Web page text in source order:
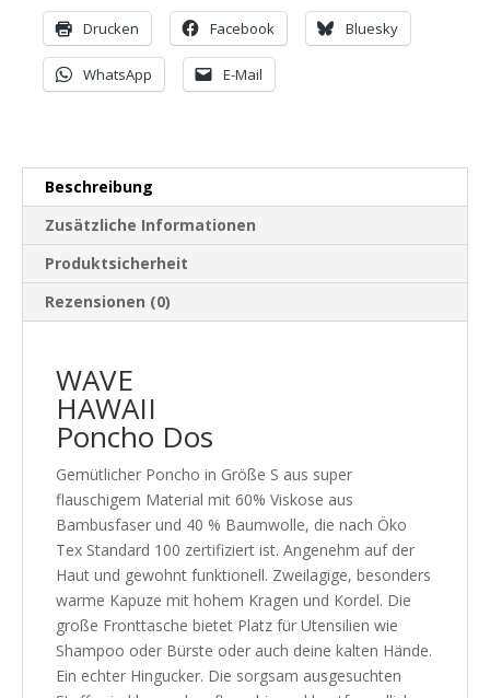
Sonderpreis
ohne
Kordel
Drucken Facebook Bluesky
WhatsApp E-Mail
Beschreibung
Zusätzliche Informationen
Produktsicherheit
Rezensionen (0)
WAVE
HAWAII
Poncho Dos
Gemütlicher Poncho in Größe S aus super
flauschigem Material mit 60% Viskose aus
Bambusfaser und 40 % Baumwolle, die nach Öko
Tex Standard 100 zertifiziert ist. Angenehm auf der
Haut und gewohnt funktionell. Zweilagige, besonders
warme Kapuze mit hohem Kragen und Kordel. Die
große Fronttasche bietet Platz für Utensilien wie
Shampoo oder Bürste oder auch deine kalten Hände.
Ein echter Hingucker. Die sorgsam ausgesuchten